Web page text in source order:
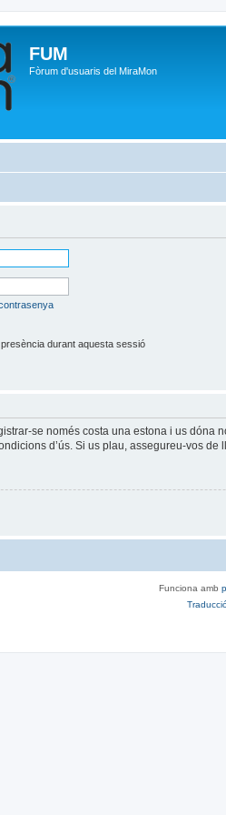
FUM
Fòrum d'usuaris del MiraMon
durant aquesta sessió
se només costa una estona i us
d’ús. Si us plau, assegureu-vos de
Funciona amb